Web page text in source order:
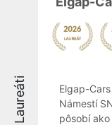
Laureáti
Elgap-
Námestí
pôsobí